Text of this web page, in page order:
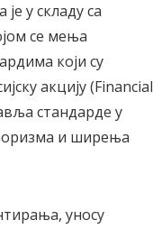
у складу са
се мења
који су
акцију (Financial
стандарде у
и ширења
уносу